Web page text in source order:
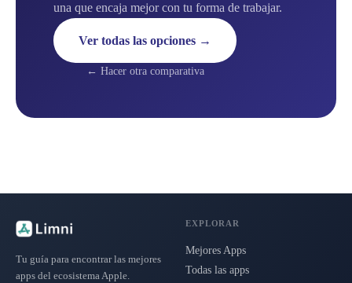
una que encaja mejor con tu forma de trabajar.
Ver todas las opciones →
← Hacer otra comparativa
Tu guía para encontrar las mejores
apps del ecosistema Apple.
EXPLORAR
Mejores Apps
Todas las apps